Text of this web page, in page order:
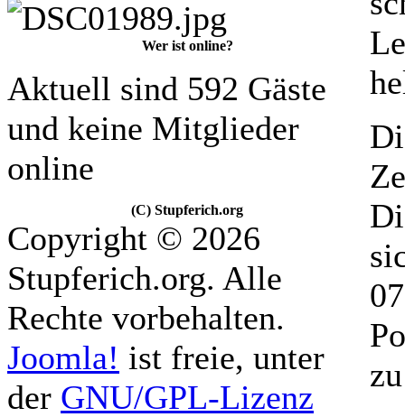
Wer ist online?
Aktuell sind 592 Gäste
und keine Mitglieder
online
(C) Stupferich.org
Copyright © 2026
Stupferich.org. Alle
Rechte vorbehalten.
Joomla! ist freie, unter
der GNU/GPL-Lizenz